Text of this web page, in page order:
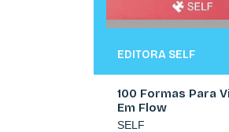
EDITORA SELF
100 Formas Para
Em Flow
SELF